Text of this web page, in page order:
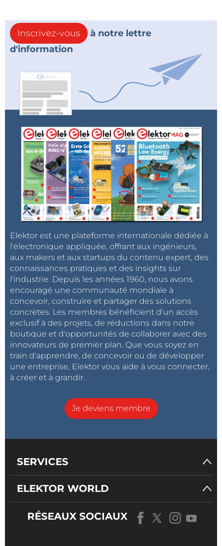
Inscrivez-vous
à notre lettre
d'information
Elektor est une plateforme internationale dédiée à
l'électronique appliquée, offrant aux ingénieurs,
aux makers et aux startups du contenu expert, des
connaissances pratiques et des insights sur
l'industrie. Depuis les années 1960, nous avons
encouragé une communauté mondiale à
concevoir, construire et partager des solutions
concrètes. Les membres bénéficient d'un accès
exclusif à des projets, de réductions dans notre
boutique et d'opportunités de collaborer avec des
innovateurs de premier plan. Que vous soyez en
train d'apprendre, de concevoir ou de développer
une entreprise, Elektor vous aide à vous connecter,
à créer et à grandir.
Je deviens membre
SERVICES
ELEKTOR WORLD
RÉSEAUX SOCIAUX